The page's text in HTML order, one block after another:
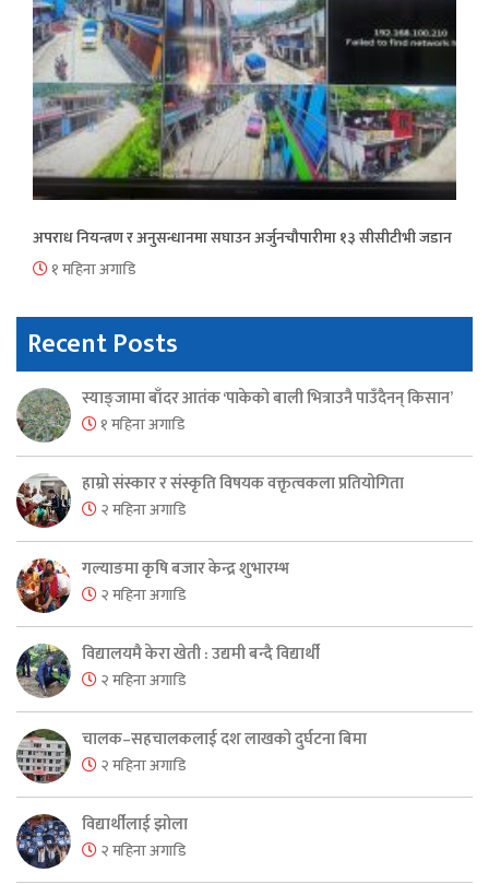
अपराध नियन्त्रण र अनुसन्धानमा सघाउन अर्जुनचौपारीमा १३ सीसीटीभी जडान
१ महिना अगाडि
Recent Posts
स्याङ्जामा बाँदर आतंक ‘पाकेको बाली भित्राउनै पाउँदैनन् किसान’
१ महिना अगाडि
हाम्रो संस्कार र संस्कृति विषयक वक्तृत्वकला प्रतियोगिता
२ महिना अगाडि
गल्याङमा कृषि बजार केन्द्र शुभारम्भ
२ महिना अगाडि
विद्यालयमै केरा खेती : उद्यमी बन्दै विद्यार्थी
२ महिना अगाडि
चालक–सहचालकलाई दश लाखको दुर्घटना बिमा
२ महिना अगाडि
विद्यार्थीलाई झोला
२ महिना अगाडि